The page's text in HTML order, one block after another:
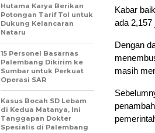
Kabar
ada 2,157
Dengan
masih
Hutama Karya Berikan
Potongan Tarif Tol untuk
Dukung Kelancaran
Nataru
15 Personel Basarnas
Palembang Dikirim ke
Sumbar untuk Perkuat
Operasi SAR
Kasus Bocah SD Lebam
di Kedua Matanya, Ini
Tanggapan Dokter
Spesialis di Palembang